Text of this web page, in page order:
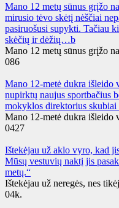
Mano 12 metų sūnus grįžo
mirusio tėvo skėtį nėščiai
pasiruošusi supykti. Tačiau
skėčių ir dėžių…b
Mano 12 metų sūnus grįžo
086
Mano 12-metė dukra išleido
nupirktų naujus sportbačius
mokyklos direktorius
Mano 12-metė dukra išleido
0427
Ištekėjau už aklo vyro, kad
Mūsų vestuvių naktį jis
metų.“
Ištekėjau už neregės, nes
04k.